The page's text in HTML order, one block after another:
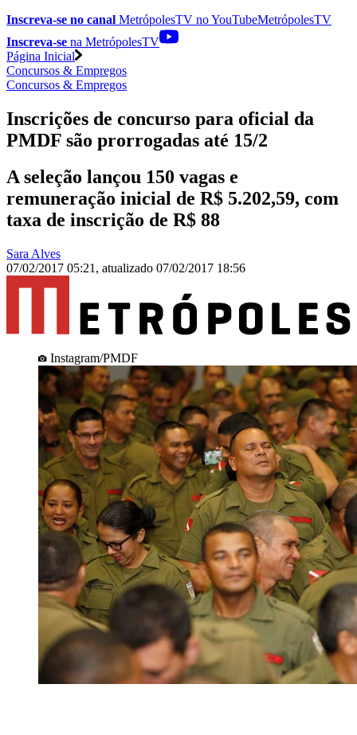
Inscreva-se no canal MetrópolesTV noYouTubeMetrópolesTV
Inscreva-se na MetrópolesTV
Página Inicial
Concursos & Empregos
Concursos & Empregos
Inscrições de concurso para oficial da
PMDF são prorrogadas até 15/2
A seleção lançou 150 vagas e
remuneração inicial de R$ 5.202,59, com
taxa de inscrição de R$ 88
Sara Alves
07/02/2017 05:21 , atualizado 07/02/2017 18:56
Instagram/PMDF